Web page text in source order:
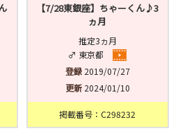
【7/28東銀座】ちゃーくん♪3
ヵ月
推定3ヵ月
♂ 東京都
登録2019/07/27
更新2024/01/10
掲載番号：C298232